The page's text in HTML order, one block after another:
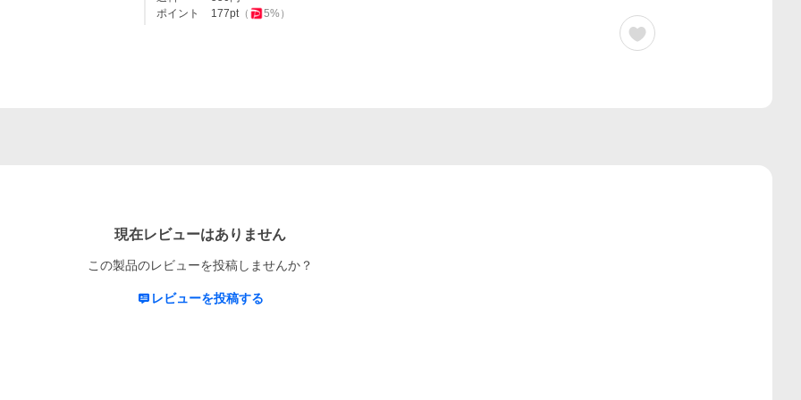
ポイント
177pt（ 5%）
現在レビューはありません
この製品のレビューを投稿しませんか？
レビューを投稿する